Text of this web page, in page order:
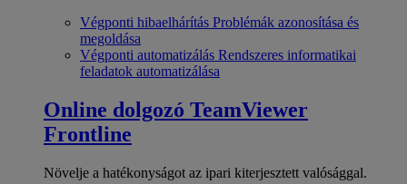
Végponti hibaelhárítás Problémák azonosítása és
megoldása
Végponti automatizálás Rendszeres informatikai
feladatok automatizálása
Online dolgozó TeamViewer
Frontline
Növelje a hatékonyságot az ipari kiterjesztett valósággal.